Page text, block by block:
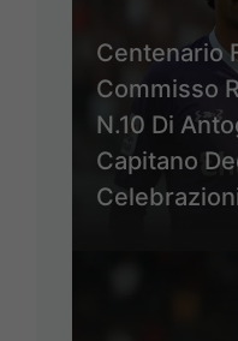
Centenario
Commisso
N.10 Di
Capitano